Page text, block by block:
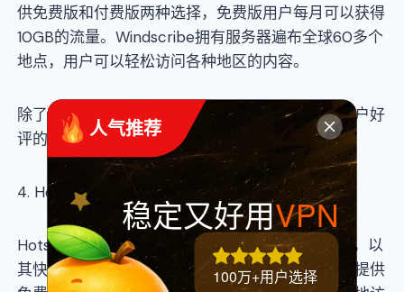
供免费版和付费版两种选择，免费版用户每月可以获得
10GB的流量。Windscribe拥有服务器遍布全球60多个
地点，用户可以轻松访问各种地区的内容。
除了上述排行榜中的免费VPN外，还有一些备受用户好
评的其他免费VPN。
4. Hotspot Shield
Hotspot Shield是一家总部位于美国的VPN服务商，以
其快速的速度和稳定的连接而受到用户的信赖。它提供
人气推荐
稳定又好用VPN
100万+用户选择